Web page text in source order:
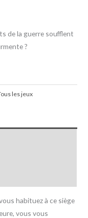
de la guerre soufflent
?
les jeux
habituez à ce siège
vous vous